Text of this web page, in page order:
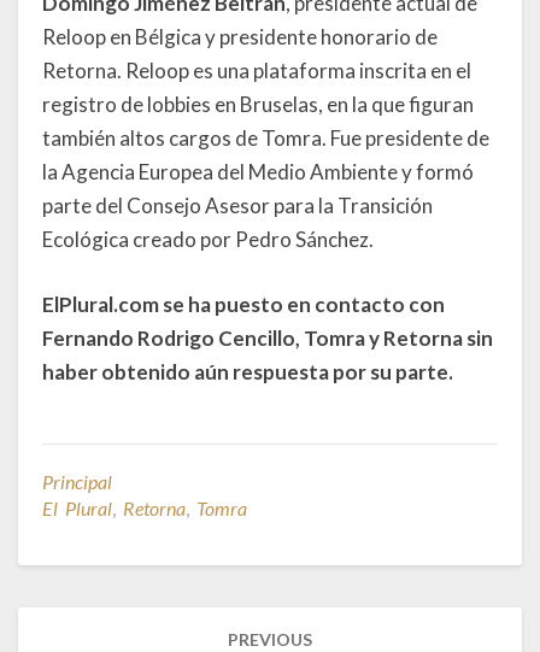
Reloop en Bélgica y presidente honorario de
Retorna. Reloop es una plataforma inscrita en el
registro de lobbies en Bruselas, en la que figuran
también altos cargos de Tomra. Fue presidente de
la Agencia Europea del Medio Ambiente y formó
parte del Consejo Asesor para la Transición
Ecológica creado por Pedro Sánchez.
ElPlural.com se ha puesto en contacto con
Fernando Rodrigo Cencillo, Tomra y Retorna sin
haber obtenido aún respuesta por su parte.
Principal
El Plural, Retorna, Tomra
PREVIOUS